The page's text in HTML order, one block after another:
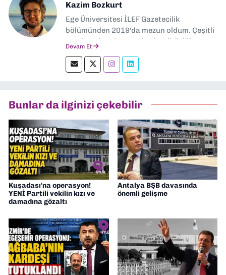
Kazim Bozkurt
Ege Üniversitesi İLEF Gazetecilik
bölümünden 2019'da mezun oldum. Çeşitli
yerel ve ulusal gazetelerde editörlük,
okumayı severim.
Devam Et
Bunlar da ilginizi çekebilir
Kuşadası'na operasyon!
YENİ Partili vekilin kızı ve
damadına gözaltı
Antalya BŞB davasında
önemli gelişme